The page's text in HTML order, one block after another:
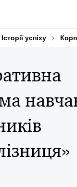
Історії успіху